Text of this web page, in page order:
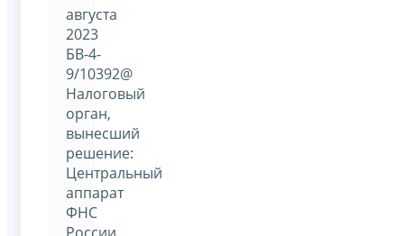
августа
2023
БВ-4-
9/10392@
Налоговый
орган,
вынесший
решение:
Центральный
аппарат
ФНС
России